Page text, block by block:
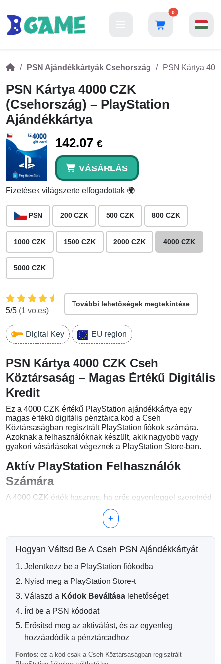
0
PSN Ajándékkártyák Csehország PSN Kártya
PSN Kártya 4000 CZK
(Csehország) – PlayStation
Ajándékkártya
142.07 €
VÁSÁRLÁS
Fizetések világszerte elfogadottak 🌍
PSN 200 CZK 500 CZK 800 CZK
1000 CZK 1500 CZK 2000 CZK 4000 CZK
5000 CZK
5/5 (1 votes)
További lehetőségek megtekintése
Digital Key EU region
PSN Kártya 4000 CZK Cseh
Köztársaság – Magas Értékű Digitális
Kredit
Ez a 4000 CZK értékű PlayStation ajándékkártya egy
magas értékű digitális pénztárca kód a Cseh
Köztársaságban regisztrált PlayStation fiókok számára.
Azoknak a felhasználóknak készült, akik nagyobb vagy
gyakori vásárlásokat végeznek a PlayStation Store-ban.
Aktív PlayStation Felhasználók
Számára
A 4000 CZK érték hasznos, ha erős egyenleggel szeretnéd
prémium kiadásokra és további játéktartalmakra.
4000 CZK Népszerű Felhasználási
Módjai
Több digitális játék vásárlása
Deluxe vagy ultimate kiadások vásárlása
PlayStation Plus meghosszabbítása
Terjeszkedési bérletek és DLC gyűjtemények
hozzáadása
In-game vásárlások finanszírozása idővel
Kényelmes Hosszú Távú
Kiadásokhoz
+
Hogyan Váltsd Be A Cseh PSN Ajándékkártyát
Jelentkezz be a PlayStation fiókodba
Nyisd meg a PlayStation Store-t
Válaszd a Kódok Beváltása lehetőséget
Írd be a PSN kódodat
Erősítsd meg az aktiválást, és az egyenleg
hozzáadódik a pénztárcádhoz
Fontos: ez a kód csak a Cseh Köztársaságban regisztrált